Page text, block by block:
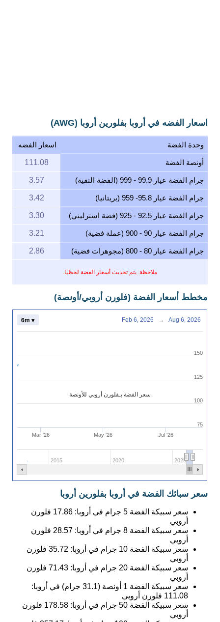
اسعار الفضه في أروبا بفلورين أروبا (AWG)
وحدة الفضة اسعار الفضه
ملاحظة: يتم تحديث أسعار الفضة لحظيا.
أونصة الفضة 111.08
جرام الفضة عيار 99.9 - 999 (الفضة النقية) 3.57
جرام الفضة عيار 95.8- 959 (بريتانيا) 3.42
جرام الفضة عيار 92.5 - 925 (فضة استرليني) 3.30
جرام الفضة عيار 90 - 900 (عملة فضية) 3.21
جرام الفضة عيار 80 - 800 (مجوهرات فضية) 2.86
مخطط أسعار الفضة (فلورن أروبي/أونصة)
سعر الفضة بـفلورن أروبي للأونصة
Mar '26 May '26 Jul '26
2015 2020 2025
100
150
75
125
6m ▾ Feb 6, 2026 → Aug 6, 2026
سعر سبائك الفضة في أروبا بفلورين أروبا
سعر سبيكة الفضة 5 جرام في أروبا: 17.86 فلورن
أروبي
سعر سبيكة الفضة 8 جرام في أروبا:
28.57 فلورن
أروبي
سعر سبيكة الفضة 10 جرام في أروبا:
35.72 فلورن
أروبي
سعر سبيكة الفضة 20 جرام في أروبا:
71.43 فلورن
أروبي
سعر سبيكة الفضة 1 أونصة (31.1 جرام) في أروبا:
111.08 فلورن أروبي
سعر سبيكة الفضة 50 جرام في أروبا:
178.58 فلورن
أروبي